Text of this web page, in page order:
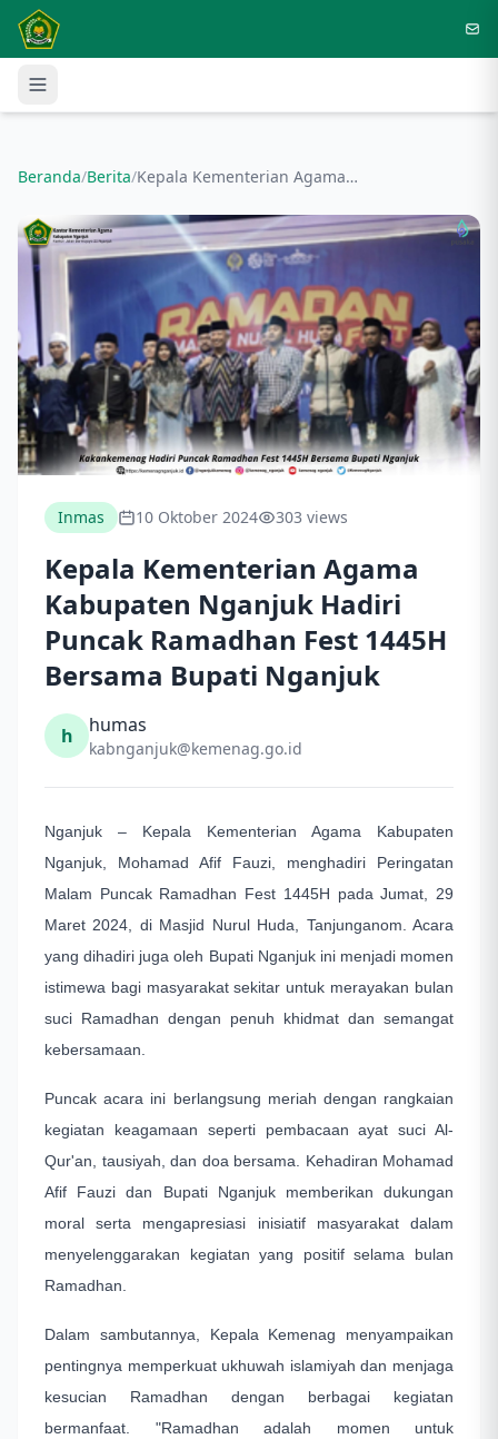
Langsung ke konten utama
Beranda/Berita/ Kepala Kementerian Agama Kabupaten Nganjuk Hadiri Puncak Ramadhan Fest 1445H Bersama Bupati Nganjuk
Inmas 10 Oktober 2024 303 views
Kepala Kementerian Agama
Kabupaten Nganjuk Hadiri
Puncak Ramadhan Fest 1445H
Bersama Bupati Nganjuk
h humas
kabnganjuk@kemenag.go.id
Nganjuk – Kepala Kementerian Agama Kabupaten
Nganjuk, Mohamad Afif Fauzi, menghadiri Peringatan
Malam Puncak Ramadhan Fest 1445H pada Jumat, 29
Maret 2024, di Masjid Nurul Huda, Tanjunganom. Acara
yang dihadiri juga oleh Bupati Nganjuk ini menjadi momen
istimewa bagi masyarakat sekitar untuk merayakan bulan
suci Ramadhan dengan penuh khidmat dan semangat
kebersamaan.
Puncak acara ini berlangsung meriah dengan rangkaian
kegiatan keagamaan seperti pembacaan ayat suci Al-
Qur'an, tausiyah, dan doa bersama. Kehadiran Mohamad
Afif Fauzi dan Bupati Nganjuk memberikan dukungan
moral serta mengapresiasi inisiatif masyarakat dalam
menyelenggarakan kegiatan yang positif selama bulan
Ramadhan.
Dalam sambutannya, Kepala Kemenag menyampaikan
pentingnya memperkuat ukhuwah islamiyah dan menjaga
kesucian Ramadhan dengan berbagai kegiatan
bermanfaat. "Ramadhan adalah momen untuk